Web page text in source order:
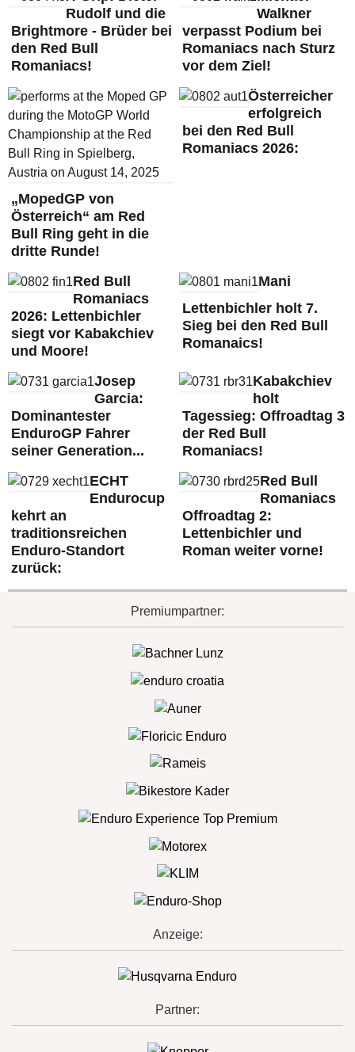
Rudolf und die
Brightmore - Brüder bei
den Red Bull
Romaniacs!
Walkner
verpasst Podium bei
Romaniacs nach Sturz
vor dem Ziel!
„MopedGP von
Österreich“ am Red
Bull Ring geht in die
dritte Runde!
Österreicher
erfolgreich
bei den Red Bull
Romaniacs 2026:
Red Bull
Romaniacs
2026: Lettenbichler
siegt vor Kabakchiev
und Moore!
Mani
Lettenbichler holt 7.
Sieg bei den Red Bull
Romanaics!
Josep
Garcia:
Dominantester
EnduroGP Fahrer
seiner Generation...
Kabakchiev
holt
Tagessieg: Offroadtag 3
der Red Bull
Romaniacs!
ECHT
Endurocup
kehrt an
traditionsreichen
Enduro-Standort
zurück:
Red Bull
Romaniacs
Offroadtag 2:
Lettenbichler und
Roman weiter vorne!
Premiumpartner:
Anzeige:
Partner: